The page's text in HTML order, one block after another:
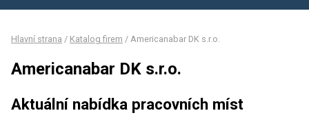
Hlavní strana / Katalog firem / Americanabar DK s.r.o.
Americanabar DK s.r.o.
Aktuální nabídka pracovních míst